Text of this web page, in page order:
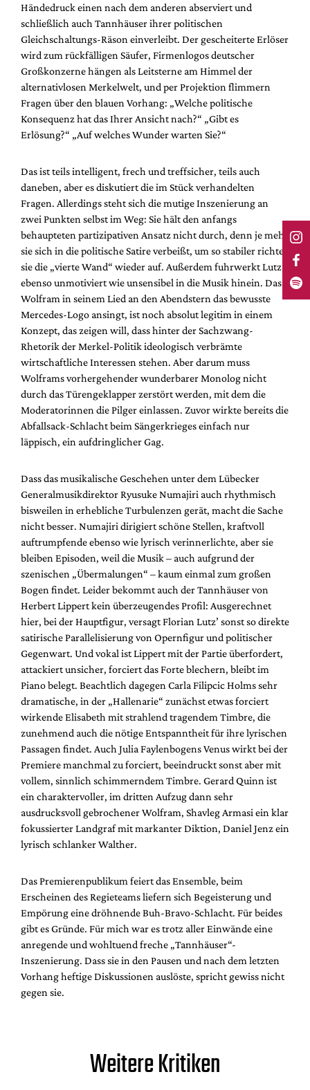
Händedruck einen nach dem anderen abserviert und
schließlich auch Tannhäuser ihrer politischen
Gleichschaltungs-Räson einverleibt. Der gescheiterte Erlöser
wird zum rückfälligen Säufer, Firmenlogos deutscher
Großkonzerne hängen als Leitsterne am Himmel der
alternativlosen Merkelwelt, und per Projektion flimmern
Fragen über den blauen Vorhang: „Welche politische
Konsequenz hat das Ihrer Ansicht nach?“ „Gibt es
Erlösung?“ „Auf welches Wunder warten Sie?“
Das ist teils intelligent, frech und treffsicher, teils auch
daneben, aber es diskutiert die im Stück verhandelten
Fragen. Allerdings steht sich die mutige Inszenierung an
zwei Punkten selbst im Weg: Sie hält den anfangs
behaupteten partizipativen Ansatz nicht durch, denn je mehr
sie sich in die politische Satire verbeißt, um so stabiler richtet
sie die „vierte Wand“ wieder auf. Außerdem fuhrwerkt Lutz
ebenso unmotiviert wie unsensibel in die Musik hinein. Dass
Wolfram in seinem Lied an den Abendstern das bewusste
Mercedes-Logo ansingt, ist noch absolut legitim in einem
Konzept, das zeigen will, dass hinter der Sachzwang-
Rhetorik der Merkel-Politik ideologisch verbrämte
wirtschaftliche Interessen stehen. Aber darum muss
Wolframs vorhergehender wunderbarer Monolog nicht
durch das Türengeklapper zerstört werden, mit dem die
Moderatorinnen die Pilger einlassen. Zuvor wirkte bereits die
Abfallsack-Schlacht beim Sängerkrieges einfach nur
läppisch, ein aufdringlicher Gag.
Dass das musikalische Geschehen unter dem Lübecker
Generalmusikdirektor Ryusuke Numajiri auch rhythmisch
bisweilen in erhebliche Turbulenzen gerät, macht die Sache
nicht besser. Numajiri dirigiert schöne Stellen, kraftvoll
auftrumpfende ebenso wie lyrisch verinnerlichte, aber sie
bleiben Episoden, weil die Musik – auch aufgrund der
szenischen „Übermalungen“ – kaum einmal zum großen
Bogen findet. Leider bekommt auch der Tannhäuser von
Herbert Lippert kein überzeugendes Profil: Ausgerechnet
hier, bei der Hauptfigur, versagt Florian Lutz’ sonst so direkte
satirische Parallelisierung von Opernfigur und politischer
Gegenwart. Und vokal ist Lippert mit der Partie überfordert,
attackiert unsicher, forciert das Forte blechern, bleibt im
Piano belegt. Beachtlich dagegen Carla Filipcic Holms sehr
dramatische, in der „Hallenarie“ zunächst etwas forciert
wirkende Elisabeth mit strahlend tragendem Timbre, die
zunehmend auch die nötige Entspanntheit für ihre lyrischen
Passagen findet. Auch Julia Faylenbogens Venus wirkt bei der
Premiere manchmal zu forciert, beeindruckt sonst aber mit
vollem, sinnlich schimmerndem Timbre. Gerard Quinn ist
ein charaktervoller, im dritten Aufzug dann sehr
ausdrucksvoll gebrochener Wolfram, Shavleg Armasi ein klar
fokussierter Landgraf mit markanter Diktion, Daniel Jenz ein
lyrisch schlanker Walther.
Das Premierenpublikum feiert das Ensemble, beim
Erscheinen des Regieteams liefern sich Begeisterung und
Empörung eine dröhnende Buh-Bravo-Schlacht. Für beides
gibt es Gründe. Für mich war es trotz aller Einwände eine
anregende und wohltuend freche „Tannhäuser“-
Inszenierung. Dass sie in den Pausen und nach dem letzten
Vorhang heftige Diskussionen auslöste, spricht gewiss nicht
gegen sie.
Weitere Kritiken